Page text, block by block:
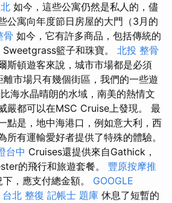
如今，這些公寓仍然是私人的，儘
公寓向年度節日房屋的大門（3月的
骨 如今，它有許多商品，包括傳統的
Sweetgrass籃子和珠寶。 北投 整骨
斯頓遊客來說，城市市場都是必須
離市場只有幾個街區，我們的一些遊
海水晶晴朗的水域，南美的熱情文
嚴都可以在MSC Cruise上發現。 最
點是，地中海港口，例如意大利，西
所有運輸愛好者提供了特殊的體驗。
台中 Cruises還提供來自Gathick，
的飛行和旅遊套餐。 豐原按摩推
，應支付總金額。 GOOGLE
台北 整復 記帳士 題庫 休息了短暫的